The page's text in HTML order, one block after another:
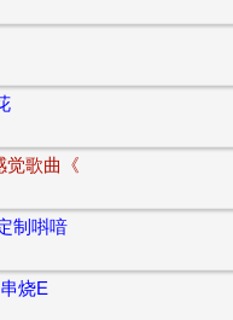
觉歌曲《
制唞喑
烧E